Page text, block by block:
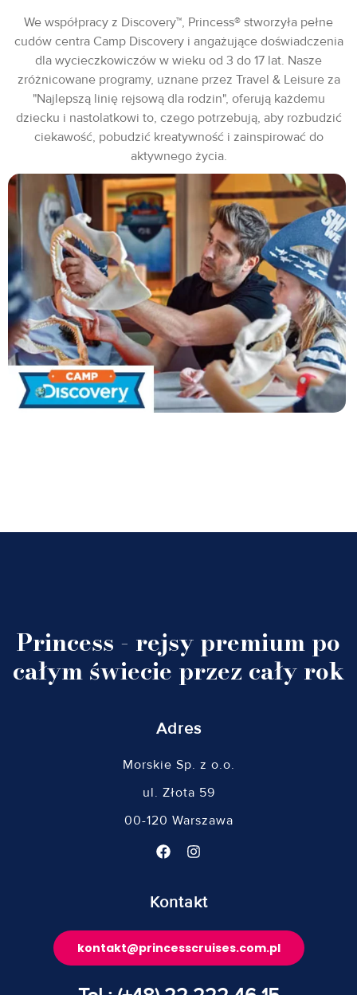
We współpracy z Discovery™, Princess® stworzyła pełne
cudów centra Camp Discovery i angażujące doświadczenia
dla wycieczkowiczów w wieku od 3 do 17 lat. Nasze
zróżnicowane programy, uznane przez Travel & Leisure za
"Najlepszą linię rejsową dla rodzin", oferują każdemu
dziecku i nastolatkowi to, czego potrzebują, aby rozbudzić
ciekawość, pobudzić kreatywność i zainspirować do
aktywnego życia.
Princess - rejsy premium po
całym świecie przez cały rok
Adres
Morskie Sp. z o.o.
ul. Złota 59
00-120 Warszawa
Kontakt
kontakt@princesscruises.com.pl